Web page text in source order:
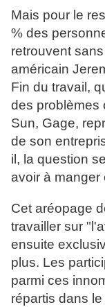
Mais pour le
% des
retrouvent
américain
Fin du travail,
des problèmes
Sun, Gage,
de son
il, la question
avoir à manger
Cet aréopage
travailler sur
ensuite
plus. Les
parmi ces
répartis dans